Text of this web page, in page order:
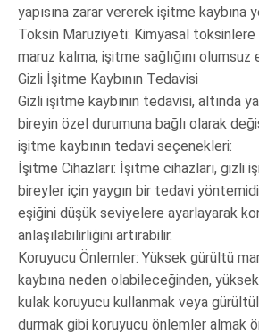
yapısına zarar vererek işitme kaybına
Toksin Maruziyeti: Kimyasal toksinlere
maruz kalma, işitme sağlığını olumsuz
Gizli İşitme Kaybının Tedavisi
Gizli işitme kaybının tedavisi, altında
bireyin özel durumuna bağlı olarak
işitme kaybının tedavi seçenekleri:
İşitme Cihazları: İşitme cihazları, gizli
bireyler için yaygın bir tedavi
eşiğini düşük seviyelere ayarlayarak
anlaşılabilirliğini artırabilir.
Koruyucu Önlemler: Yüksek gürültü
kaybına neden olabileceğinden,
kulak koruyucu kullanmak veya
durmak gibi koruyucu önlemler almak